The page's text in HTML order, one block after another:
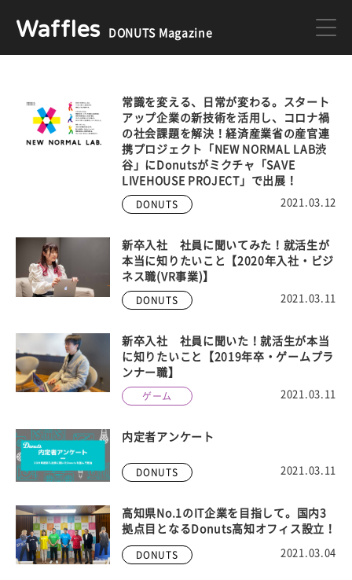
Waffles DONUTS Magazine
ミクチャ ゲーム
DONUTSの採用情報はこちら
DONUTS 2021.03.12
常識を変える、日常が変わる。スタート
アップ企業の新技術を活用し、コロナ禍
の社会課題を解決！経済産業省の産官連
携プロジェクト「NEW NORMAL LAB渋
谷」にDonutsがミクチャ「SAVE
LIVEHOUSE PROJECT」で出展！
DONUTS 2021.03.11
新卒入社 社員に聞いてみた！就活生が
本当に知りたいこと【2020年入社・ビジ
ネス職(VR事業)】
ゲーム 2021.03.11
新卒入社 社員に聞いた！就活生が本当
に知りたいこと【2019年卒・ゲームプラ
ンナー職】
DONUTS 2021.03.11
内定者アンケート
DONUTS 2021.03.04
高知県No.1のIT企業を目指して。国内3
拠点目となるDonuts高知オフィス設立！